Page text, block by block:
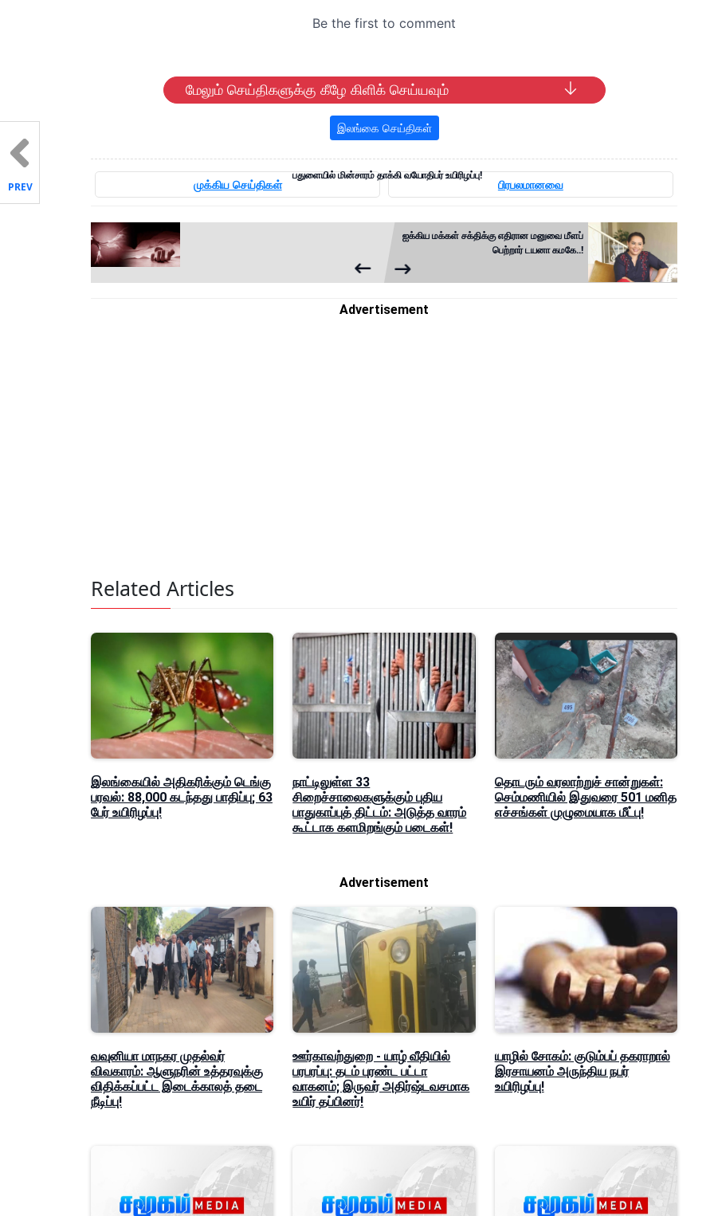
மேலும் செய்திகளுக்கு கீழே கிளிக் செய்யவும்
இலங்கை செய்திகள்
முக்கிய செய்திகள் பிரபலமானவை
பதுளையில் மின்சாரம் தாக்கி வயோதிபர் உயிரிழப்பு!
ஐக்கிய மக்கள் சக்திக்கு எதிரான மனுவை மீளப்
பெற்றார் டயனா கமகே..!
PREV
Advertisement
Related Articles
இலங்கையில் அதிகரிக்கும் டெங்கு
பரவல்: 88,000 கடந்தது பாதிப்பு; 63
பேர் உயிரிழப்பு!
நாட்டிலுள்ள 33
சிறைச்சாலைகளுக்கும் புதிய
பாதுகாப்புத் திட்டம்: அடுத்த வாரம்
கூட்டாக களமிறங்கும் படைகள்!
தொடரும் வரலாற்றுச் சான்றுகள்:
செம்மணியில் இதுவரை 501 மனித
எச்சங்கள் முழுமையாக மீட்பு!
Advertisement
வவுனியா மாநகர முதல்வர்
விவகாரம்: ஆளுநரின் உத்தரவுக்கு
விதிக்கப்பட்ட இடைக்காலத் தடை
நீடிப்பு!
ஊர்காவற்துறை - யாழ் வீதியில்
பரபரப்பு: தடம் புரண்ட பட்டா
வாகனம்; இருவர் அதிர்ஷ்டவசமாக
உயிர் தப்பினர்!
யாழில் சோகம்: குடும்பப் தகராறால்
இரசாயனம் அருந்திய நபர்
உயிரிழப்பு!